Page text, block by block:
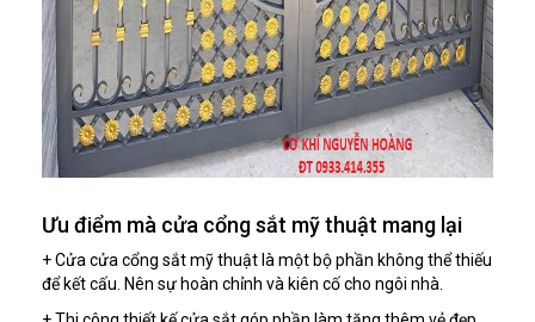
Ưu điểm mà cửa cổng sắt mỹ thuật mang lại
+ Cửa cửa cổng sắt mỹ thuật là một bộ phần không thể thiếu
để kết cấu. Nên sự hoàn chỉnh và kiên cố cho ngôi nhà.